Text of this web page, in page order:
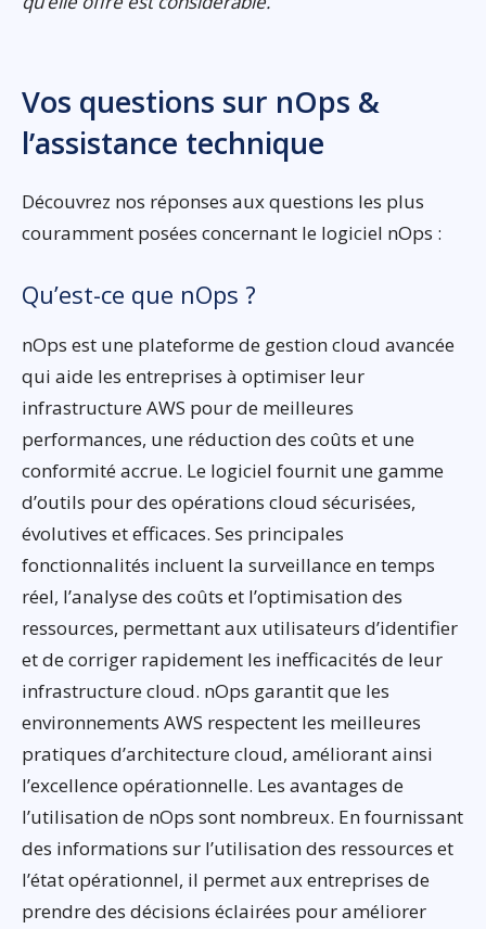
Vos questions sur nOps &
l’assistance technique
Découvrez nos réponses aux questions les plus
couramment posées concernant le logiciel nOps :
Qu’est-ce que nOps ?
nOps est une plateforme de gestion cloud avancée
qui aide les entreprises à optimiser leur
infrastructure AWS pour de meilleures
performances, une réduction des coûts et une
conformité accrue. Le logiciel fournit une gamme
d’outils pour des opérations cloud sécurisées,
évolutives et efficaces. Ses principales
fonctionnalités incluent la surveillance en temps
réel, l’analyse des coûts et l’optimisation des
ressources, permettant aux utilisateurs d’identifier
et de corriger rapidement les inefficacités de leur
infrastructure cloud. nOps garantit que les
environnements AWS respectent les meilleures
pratiques d’architecture cloud, améliorant ainsi
l’excellence opérationnelle. Les avantages de
l’utilisation de nOps sont nombreux. En fournissant
des informations sur l’utilisation des ressources et
l’état opérationnel, il permet aux entreprises de
prendre des décisions éclairées pour améliorer